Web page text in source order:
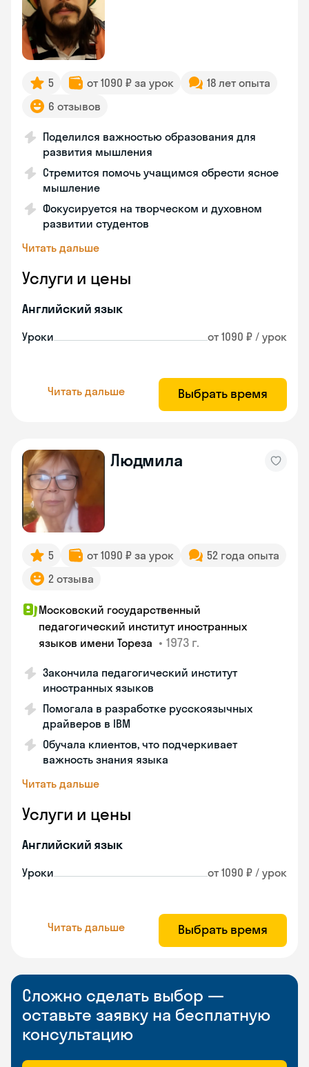
5 от 1090 ₽ за урок
18 лет опыта
6 отзывов
Поделился важностью образования для
развития мышления
Стремится помочь учащимся обрести ясное
мышление
Фокусируется на творческом и духовном
развитии студентов
Читать дальше
Услуги и цены
Английский язык
Уроки от 1090 ₽ / урок
Читать дальше Выбрать время
Людмила
5 от 1090 ₽ за урок
52 года опыта
2 отзыва
Московский государственный
педагогический институт иностранных
языков имени Тореза • 1973 г.
Закончила педагогический институт
иностранных языков
Помогала в разработке русскоязычных
драйверов в IBM
Обучала клиентов, что подчеркивает
важность знания языка
Читать дальше
Услуги и цены
Английский язык
Уроки от 1090 ₽ / урок
Читать дальше Выбрать время
Сложно сделать выбор —
оставьте заявку на бесплатную
консультацию